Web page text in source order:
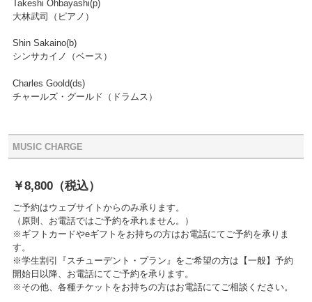
Takeshi Ohbayashi(p)
大林武司（ピアノ）
Shin Sakaino(b)
シンサカイノ（ベース）
Charles Goold(ds)
チャールズ・グールド（ドラムス）
MUSIC CHARGE
￥8,800 （税込）
ご予約はウェブサイトからのみ承ります。
（原則、お電話ではご予約を承れません。）
※ギフトカードやeギフトをお持ちの方はお電話にてご予約を承りま
す。
※学生割引『スチューデント・プラン』をご希望の方は【一般】予約
開始日以降、お電話にてご予約を承ります。
※その他、各種チケットをお持ちの方はお電話にてご相談ください。